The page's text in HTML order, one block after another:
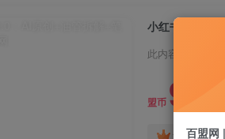
小红书虚拟资
此内容为付费阅
盟币 9.9
黄金会员
百盟网